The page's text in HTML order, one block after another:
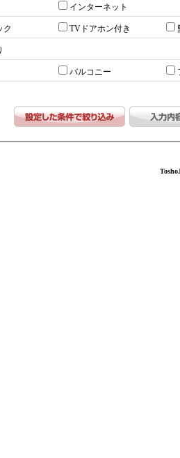
インターネット
ク TVドアホン付き
バルコニー